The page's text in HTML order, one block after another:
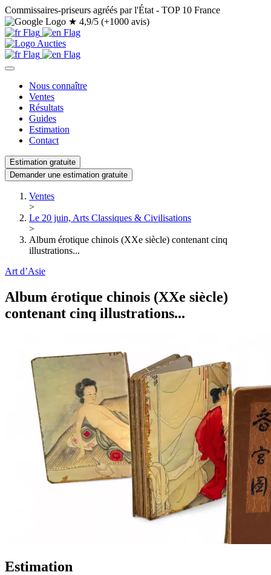
Commissaires-priseurs agréés par l'État - TOP 10 France
★ 4,9/5 (+1000 avis)
Nous connaître
Ventes
Résultats
Guides
Estimation
Contact
Estimation gratuite
Demander une estimation gratuite
Ventes
>
Le 20 juin, Arts Classiques & Civilisations
>
Album érotique chinois (XXe siècle) contenant cinq
illustrations...
Art d’Asie
Album érotique chinois (XXe siècle)
contenant cinq illustrations...
Estimation